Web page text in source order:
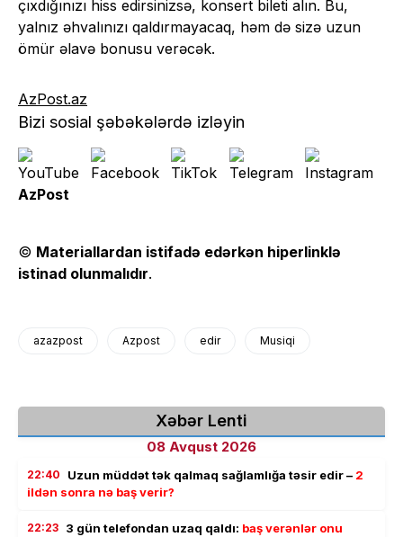
çıxdığınızı hiss edirsinizsə, konsert bileti alın. Bu,
yalnız əhvalınızı qaldırmayacaq, həm də sizə uzun
ömür əlavə bonusu verəcək.
AzPost.az
Bizi sosial şəbəkələrdə izləyin
AzPost
© Materiallardan istifadə edərkən hiperlinklə
istinad olunmalıdır.
azazpost Azpost edir Musiqi
Xəbər Lenti
08 Avqust 2026
22:40 Uzun müddət tək qalmaq sağlamlığa təsir edir – 2
ildən sonra nə baş verir?
22:23 3 gün telefondan uzaq qaldı: baş verənlər onu